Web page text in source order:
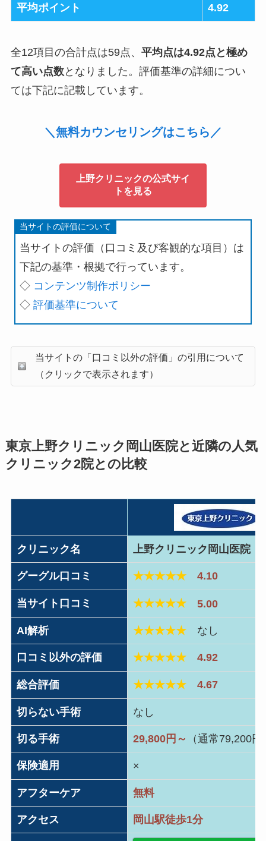
平均ポイント 4.92
全12項目の合計点は59点、 平均点は4.92点と極め
て高い点数となりました。評価基準の詳細につい
ては下記に記載しています。
＼無料カウンセリングはこちら／
上野クリニックの公式サイ
トを見る
当サイトの評価について
当サイトの評価（口コミ及び客観的な項目）は
下記の基準・根拠で行っています。
◇ コンテンツ制作ポリシー
◇評価基準について
当サイトの「口コミ以外の評価」の引用について
（クリックで表示されます）
東京上野クリニック岡山医院と近隣の人気
クリニック2院との比較
クリニック名 上野クリニック岡山医院
グーグル口コミ ★★★★★ 4.10
当サイト口コミ ★★★★★ 5.00
AI解析 ★★★★★なし
口コミ以外の評価 ★★★★★ 4.92
総合評価 ★★★★★ 4.67
切らない手術 なし
切る手術 29,800円～ （通常79,200円
保険適用 ×
アフターケア 無料
アクセス 岡山駅徒歩1分